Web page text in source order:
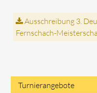
Ausschreibung 3.
Fernschach-
Navigation
Turnierangebote